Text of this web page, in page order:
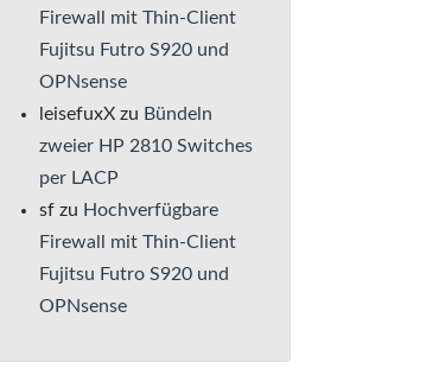
Firewall mit Thin-Client
Fujitsu Futro S920 und
OPNsense
leisefuxX zu Bündeln
zweier HP 2810 Switches
per LACP
sf zu Hochverfügbare
Firewall mit Thin-Client
Fujitsu Futro S920 und
OPNsense